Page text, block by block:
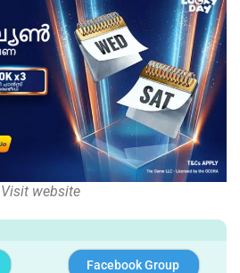
Visit website
Facebook Group